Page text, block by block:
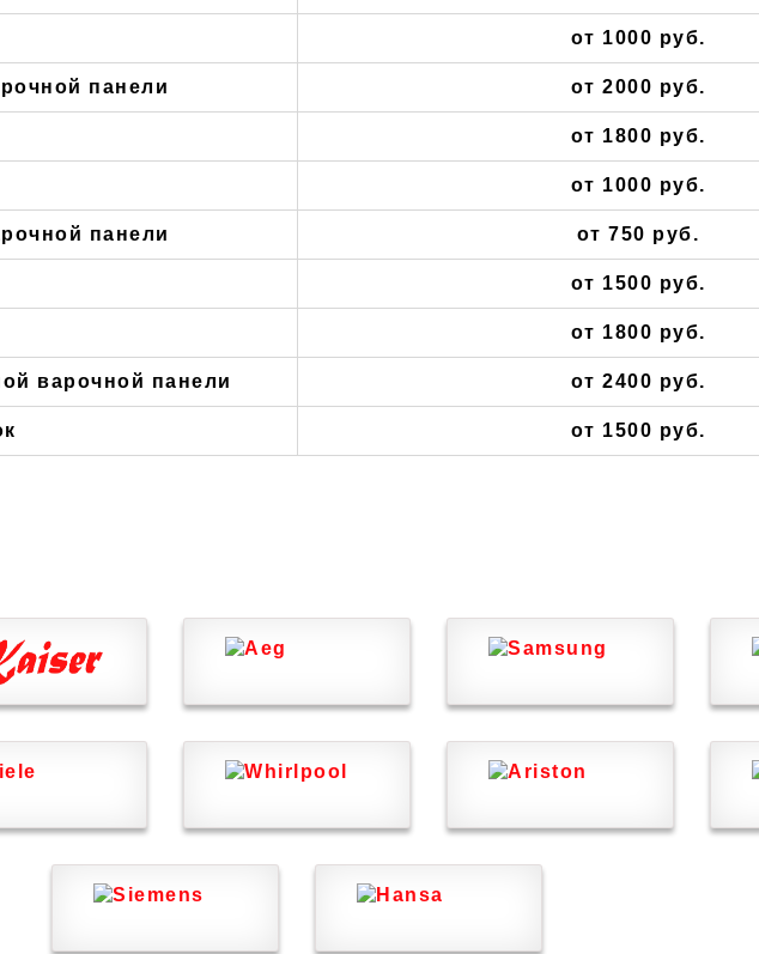
от 1000 руб.
панели от 2000 руб.
от 1800 руб.
от 1000 руб.
панели от 750 руб.
от 1500 руб.
от 1800 руб.
варочной панели от 2400 руб.
от 1500 руб.